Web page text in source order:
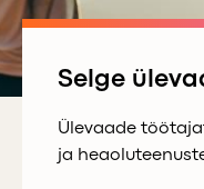
Selge
Ülevaade
ja